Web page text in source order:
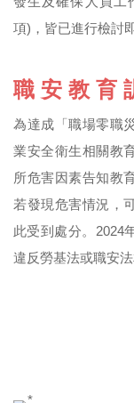
項)，皆已進行檢討
職 安 教 育
為達成「職場零職
業安全衛生相關教
所危害因素告知教
若發現危害情況，
此受到處分。2024
違反勞基法或職安